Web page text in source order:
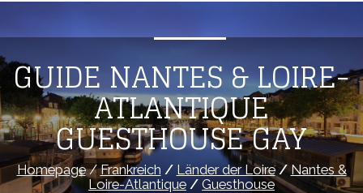
GUIDE NANTES & LOIRE-
ATLANTIQUE
GUESTHOUSE GAY
Homepage/Frankreich / Länder der Loire/Nantes &
Loire-Atlantique / Guesthouse